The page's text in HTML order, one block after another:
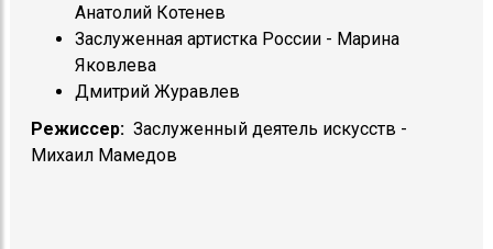
Анатолий Котенев
Заслуженная артистка России - Марина
Яковлева
Дмитрий Журавлев
Режиссер: Заслуженный деятель искусств -
Михаил Мамедов